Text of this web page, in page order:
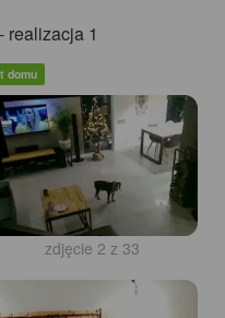
realizacja 1
domu
zdjęcie 2 z 33